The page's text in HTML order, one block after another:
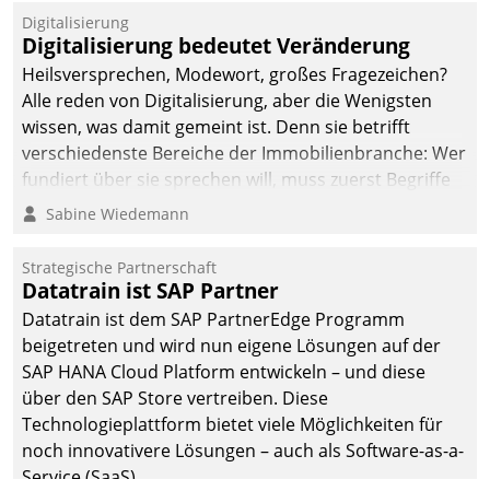
Jahresbeginn eine
Überblick, Einsicht und
Eingriff bietende Lösung.
Zur Entwicklung setzte
man auf
Cloudtechnologie,
bewährte und Startup-
agile Projektmethoden.
Digitalisierung
Digitalisierung bedeutet Veränderung
Heilsversprechen, Modewort, großes Fragezeichen?
Alle reden von Digitalisierung, aber die Wenigsten
wissen, was damit gemeint ist. Denn sie betrifft
verschiedenste Bereiche der Immobilienbranche: Wer
fundiert über sie sprechen will, muss zuerst Begriffe
klären. Ein Aspekt ist die betriebliche Optimierung:
Einsparungen durch optimierte und automatisierte
Prozesse. Doch man darf nicht zu viel erwarten: Allein
mit der Einführung einer neuen Software ist es nicht
getan. Die Digitalisierung erfordert von Unternehmen
die Bereitschaft, sich zu überprüfen, zu hinterfragen
und zu verändern.
Sabine Wiedemann
Strategische Partnerschaft
Datatrain ist SAP Partner
Datatrain ist dem SAP PartnerEdge Programm
beigetreten und wird nun eigene Lösungen auf der
SAP HANA Cloud Platform entwickeln – und diese
über den SAP Store vertreiben. Diese
Technologieplattform bietet viele Möglichkeiten für
noch innovativere Lösungen – auch als Software-as-a-
Service (SaaS).